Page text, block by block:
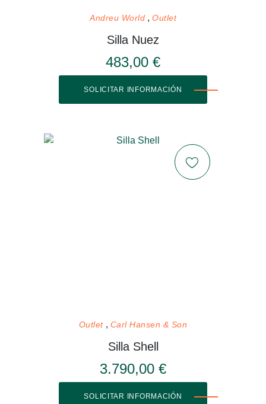
Andreu World Outlet
Silla Nuez
483,00 €
SOLICITAR INFORMACIÓN
Outlet Carl Hansen & Son
Silla Shell
3.790,00 €
SOLICITAR INFORMACIÓN